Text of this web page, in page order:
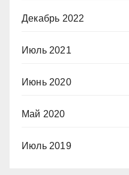
Декабрь 2022
Июль 2021
Июнь 2020
Май 2020
Июль 2019